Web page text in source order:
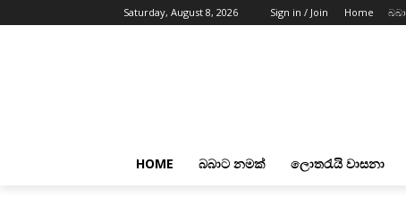
Saturday, August 8, 2026 Sign in / Join Home
HOME බබාට නමක් ලොතරැයි වාසනා